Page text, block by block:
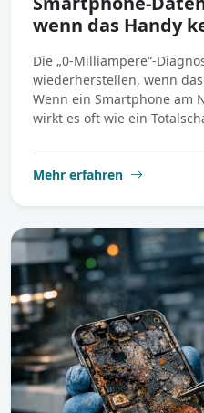
wenn das Handy
Die „0-Milliampere“-
wiederherstellen, wenn
Wenn ein Smartphone am
wirkt es oft wie ein
Mehr erfahren